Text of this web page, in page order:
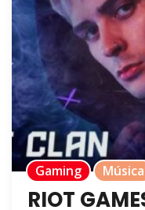
Gaming Música
RIOT